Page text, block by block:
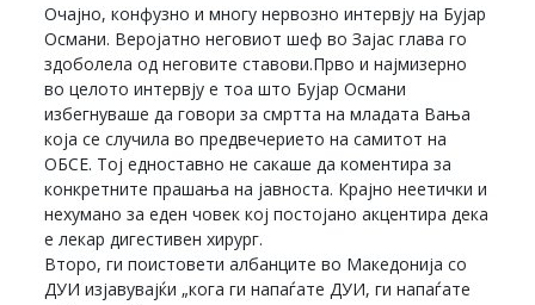
Очајно, конфузно и многу нервозно интервју на Бујар
Османи. Веројатно неговиот шеф во Зајас глава го
здоболела од неговите ставови.Прво и најмизерно
во целото интервју е тоа што Бујар Османи
избегнуваше да говори за смртта на младата Вања
која се случила во предвечерието на самитот на
ОБСЕ. Тој едноставно не сакаше да коментира за
конкретните прашања на јавноста. Крајно неетички и
нехумано за еден човек кој постојано акцентира дека
е лекар дигестивен хирург.
Второ, ги поистовети албанците во Македонија со
ДУИ изјавувајќи „кога ги напаѓате ДУИ, ги напаѓате